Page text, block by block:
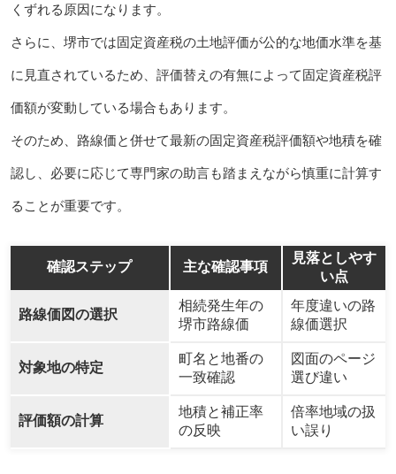
くずれる原因になります。
さらに、堺市では固定資産税の土地評価が公的な地価水準を基
に見直されているため、評価替えの有無によって固定資産税評
価額が変動している場合もあります。
そのため、路線価と併せて最新の固定資産税評価額や地積を確
認し、必要に応じて専門家の助言も踏まえながら慎重に計算す
ることが重要です。
確認ステップ 主な確認事項
見落としやす
い点
路線価図の選択
相続発生年の
堺市路線価
年度違いの路
線価選択
対象地の特定
町名と地番の
一致確認
図面のページ
選び違い
評価額の計算
地積と補正率
の反映
倍率地域の扱
い誤り